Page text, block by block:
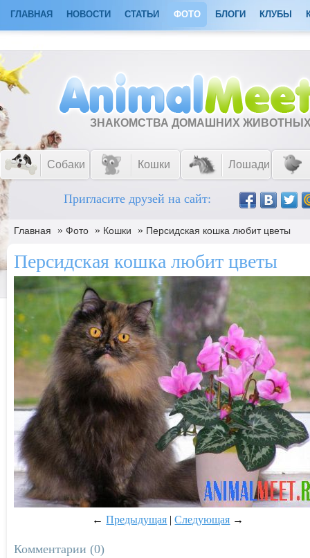
ГЛАВНАЯ НОВОСТИ СТАТЬИ ФОТО БЛОГИ КЛУБЫ
ЗНАКОМСТВА ДОМАШНИХ
Собаки Кошки Лошади
Пригласите друзей на сайт:
Главная » Фото » Кошки » Персидская кошка любит цветы
Персидская кошка любит цветы
←Предыдущая |Следующая →
Комментарии (0)